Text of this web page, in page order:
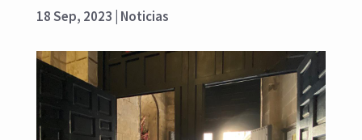
18 Sep, 2023 Noticias